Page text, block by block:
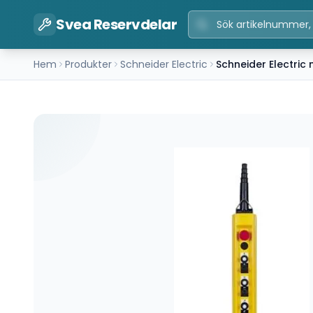
Svea Reservdelar
Hem Produkter Schneider Electric Schneider Electric